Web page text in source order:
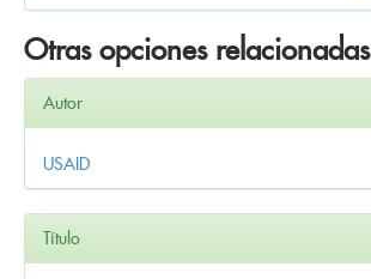
Otras opciones relacionadas
Autor
USAID
Título